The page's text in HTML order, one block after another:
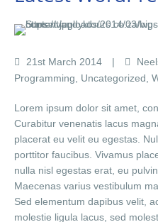
21st March 2014
Programming
Uncategorized
Lorem ipsum dolor sit amet,
Curabitur venenatis lacus
placerat eu velit eu egestas.
porttitor faucibus. Vivamus
nulla nisl egestas erat, eu
Maecenas varius vestibulum
Sed elementum dapibus velit,
molestie ligula lacus, sed